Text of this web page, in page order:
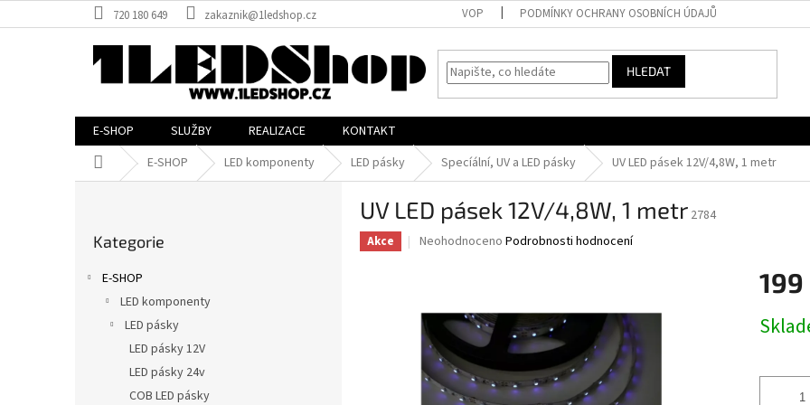
na
720 180 649 zakaznik@1ledshop.cz VOP PODMÍNKY OCHRANY OSOBNÍCH ÚDAJŮ
HLEDAT
E-SHOP SLUŽBY REALIZACE
KONTAKT
Domů E-SHOP LED komponenty LED pásky Specíální, UV a LED pásky UV LED pásek 12V/4,8W, 1 metr
kategorie
Kategorie
E-SHOP
LED komponenty
LED pásky
LED pásky 12V
LED pásky 24v
COB LED pásky
UV LED pásek 12V/4,8W, 1 metr 2784
Akce
Průměrné
0,0
z
5
hvězdiček.
Neohodnoceno Podrobnosti hodnocení
199
cena: